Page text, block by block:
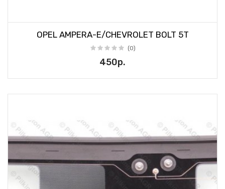
OPEL AMPERA-E/CHEVROLET BOLT 5T
(0)
450р.